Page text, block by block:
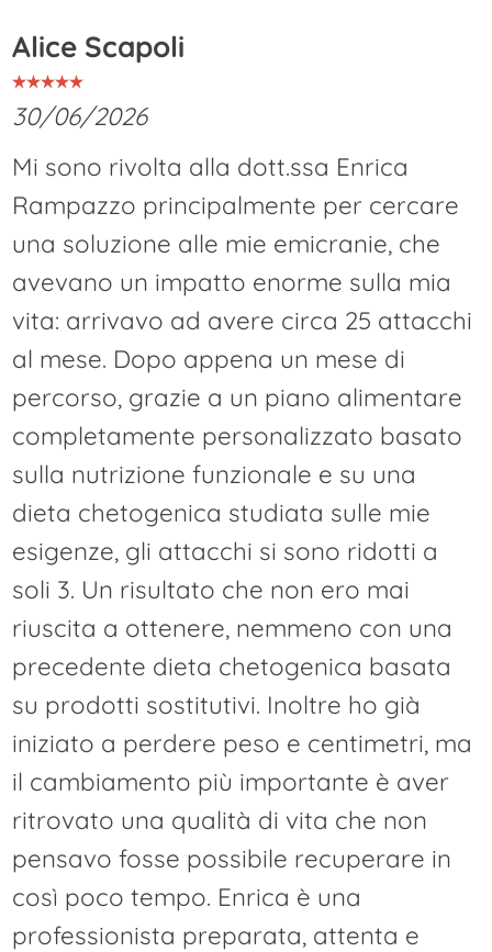
Alice Scapoli
30/06/2026
Mi sono rivolta alla dott.ssa Enrica
Rampazzo principalmente per cercare
una soluzione alle mie emicranie, che
avevano un impatto enorme sulla mia
vita: arrivavo ad avere circa 25 attacchi
al mese. Dopo appena un mese di
percorso, grazie a un piano alimentare
completamente personalizzato basato
sulla nutrizione funzionale e su una
dieta chetogenica studiata sulle mie
esigenze, gli attacchi si sono ridotti a
soli 3. Un risultato che non ero mai
riuscita a ottenere, nemmeno con una
precedente dieta chetogenica basata
su prodotti sostitutivi. Inoltre ho già
iniziato a perdere peso e centimetri, ma
il cambiamento più importante è aver
ritrovato una qualità di vita che non
pensavo fosse possibile recuperare in
così poco tempo. Enrica è una
professionista preparata, attenta e